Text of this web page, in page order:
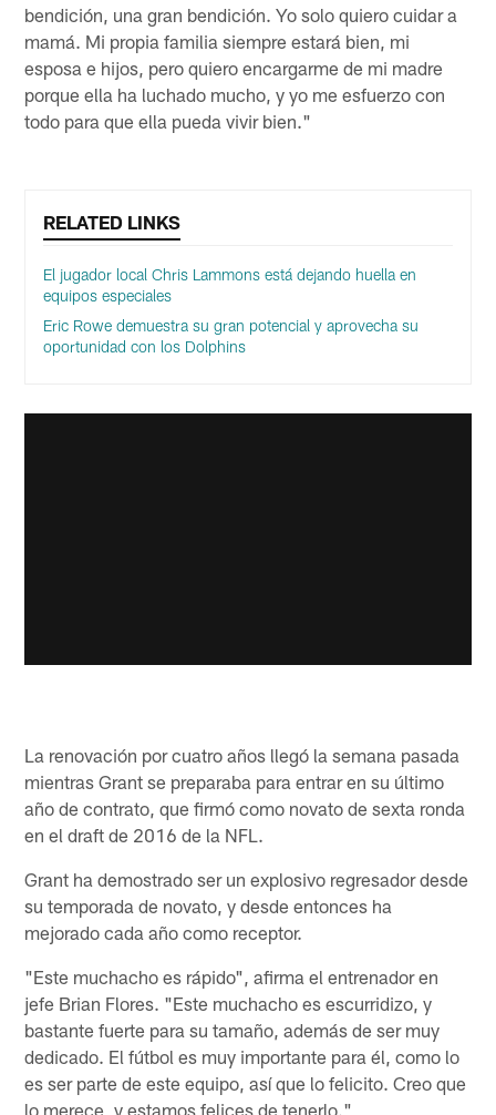
bendición, una gran bendición. Yo solo quiero cuidar a
mamá. Mi propia familia siempre estará bien, mi
esposa e hijos, pero quiero encargarme de mi madre
porque ella ha luchado mucho, y yo me esfuerzo con
todo para que ella pueda vivir bien."
RELATED LINKS
El jugador local Chris Lammons está dejando huella en
equipos especiales
Eric Rowe demuestra su gran potencial y aprovecha su
oportunidad con los Dolphins
La renovación por cuatro años llegó la semana pasada
mientras Grant se preparaba para entrar en su último
año de contrato, que firmó como novato de sexta ronda
en el draft de 2016 de la NFL.
Grant ha demostrado ser un explosivo regresador desde
su temporada de novato, y desde entonces ha
mejorado cada año como receptor.
"Este muchacho es rápido", afirma el entrenador en
jefe Brian Flores. "Este muchacho es escurridizo, y
bastante fuerte para su tamaño, además de ser muy
dedicado. El fútbol es muy importante para él, como lo
es ser parte de este equipo, así que lo felicito. Creo que
lo merece, y estamos felices de tenerlo."